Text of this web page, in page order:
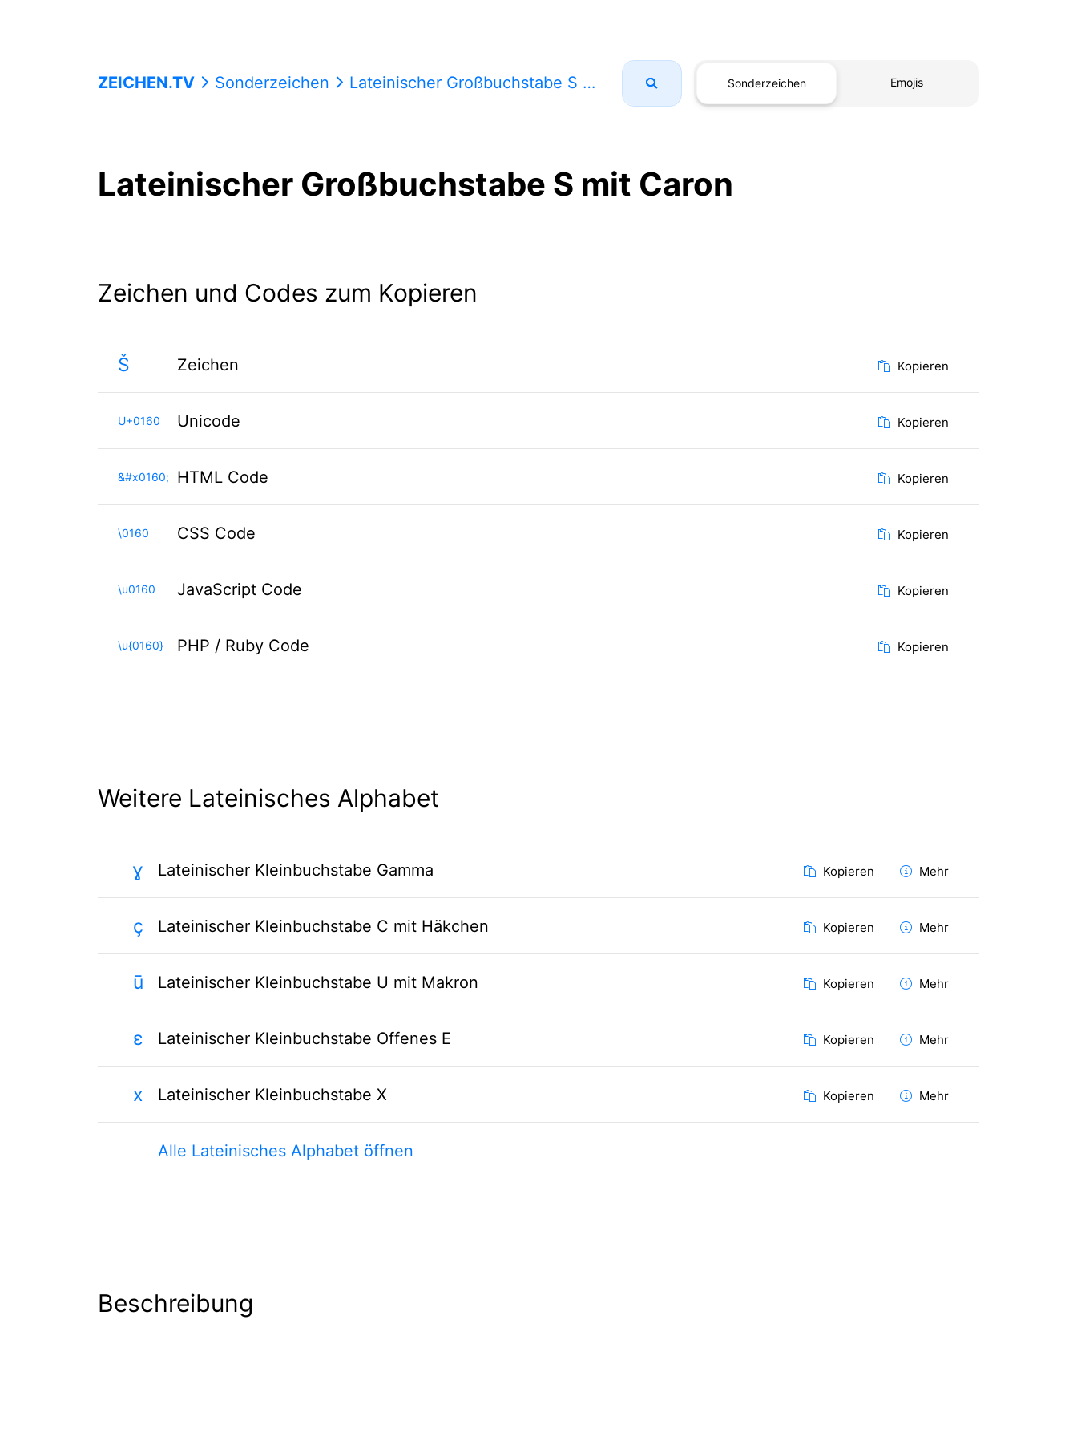
ZEICHEN.TV Sonderzeichen Lateinischer Großbuchstabe S mit Caron Sonderzeichen Emojis
Lateinischer Großbuchstabe S mit Caron
Zeichen und Codes zum Kopieren
Š Zeichen Kopieren
U+0160 Unicode Kopieren
&#x0160; HTML Code Kopieren
\0160 CSS Code Kopieren
\u0160 JavaScript Code Kopieren
\u{0160} PHP / Ruby Code Kopieren
Weitere Lateinisches Alphabet
ɣ Lateinischer Kleinbuchstabe Gamma Kopieren Mehr
ç Lateinischer Kleinbuchstabe C mit Häkchen Kopieren Mehr
ū Lateinischer Kleinbuchstabe U mit Makron Kopieren Mehr
ɛ Lateinischer Kleinbuchstabe Offenes E Kopieren Mehr
x Lateinischer Kleinbuchstabe X Kopieren Mehr
Alle Lateinisches Alphabet öffnen
Beschreibung